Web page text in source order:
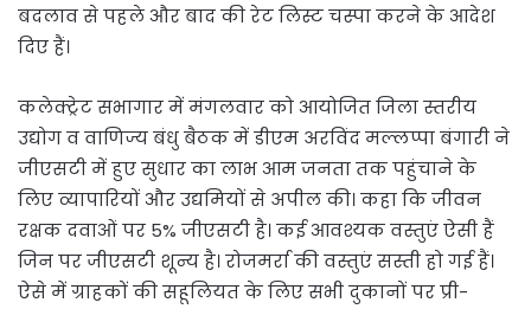
बदलाव से पहले और बाद की रेट लिस्ट चस्पा करने के आदेश
दिए हैं।
कलेक्ट्रेट सभागार में मंगलवार को आयोजित जिला स्तरीय
उद्योग व वाणिज्य बंधु बैठक में डीएम अरविंद मल्लप्पा बंगारी ने
जीएसटी में हुए सुधार का लाभ आम जनता तक पहुंचाने के
लिए व्यापारियों और उद्यमियों से अपील की। कहा कि जीवन
रक्षक दवाओं पर 5% जीएसटी है। कई आवश्यक वस्तुएं ऐसी हैं
जिन पर जीएसटी शून्य है। रोजमर्रा की वस्तुएं सस्ती हो गई हैं।
ऐसे में ग्राहकों की सहूलियत के लिए सभी दुकानों पर प्री-